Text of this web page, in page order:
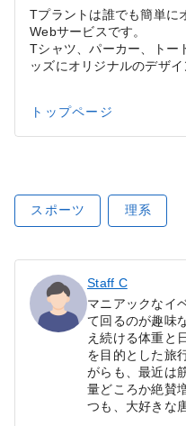
Tプラントは誰でも簡単に
Webサービスです。
Tシャツ、パーカー、トー
ッズにオリジナルのデザイ
トップページ
スポーツ 理系
Staff C
マニアックなイ
て回るのが趣味
え続ける体重と
を目的とした旅
がらも、最近は
量どころか絶賛
つも、大好きな